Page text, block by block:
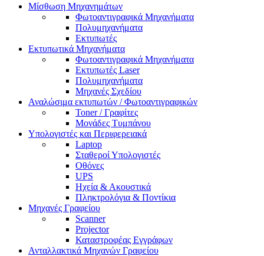
Μίσθωση Μηχανημάτων
Φωτοαντιγραφικά Μηχανήματα
Πολυμηχανήματα
Εκτυπωτές
Εκτυπωτικά Μηχανήματα
Φωτοαντιγραφικά Μηχανήματα
Εκτυπωτές Laser
Πολυμηχανήματα
Μηχανές Σχεδίου
Αναλώσιμα εκτυπωτών / Φωτοαντιγραφικών
Toner / Γραφίτες
Μονάδες Τυμπάνου
Υπολογιστές και Περιφερειακά
Laptop
Σταθεροί Υπολογιστές
Οθόνες
UPS
Ηχεία & Ακουστικά
Πληκτρολόγια & Ποντίκια
Μηχανές Γραφείου
Scanner
Projector
Καταστροφέας Εγγράφων
Ανταλλακτικά Μηχανών Γραφείου